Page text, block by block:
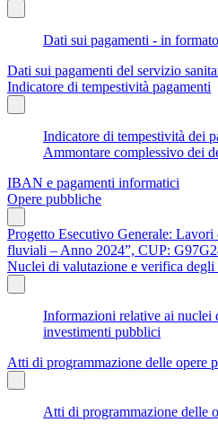
Dati sui pagamenti - in
Dati sui pagamenti del servizio
Indicatore di tempestività pagamenti
Indicatore di tempestività dei
Ammontare complessivo dei
IBAN e pagamenti informatici
Opere pubbliche
Progetto Esecutivo Generale:
fluviali – Anno 2024”, CUP:
Nuclei di valutazione e verifica
Informazioni relative ai nuclei
investimenti pubblici
Atti di programmazione delle opere
Atti di programmazione delle